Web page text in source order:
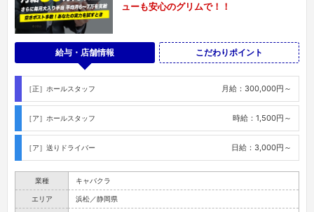
ューも安心のグリムで！！
給与・店舗情報 こだわりポイント
［正］ホールスタッフ 月給：300,000円～
［ア］ホールスタッフ 時給：1,500円～
［ア］送りドライバー 日給：3,000円～
業種 キャバクラ
エリア 浜松／静岡県